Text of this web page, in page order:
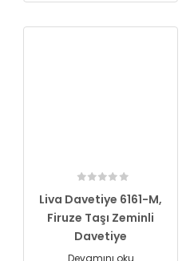
Liva Davetiye 6161-M,
Firuze Taşı Zeminli
Davetiye